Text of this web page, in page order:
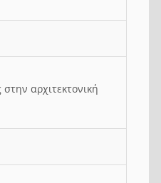
αρχιτεκτονική